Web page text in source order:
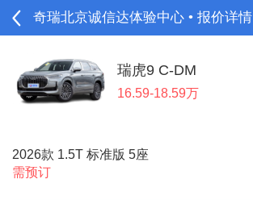
奇瑞北京诚信达体验中心 • 报价详情
瑞虎9 C-DM
16.59-18.59万
2026款 1.5T 标准版 5座
需预订